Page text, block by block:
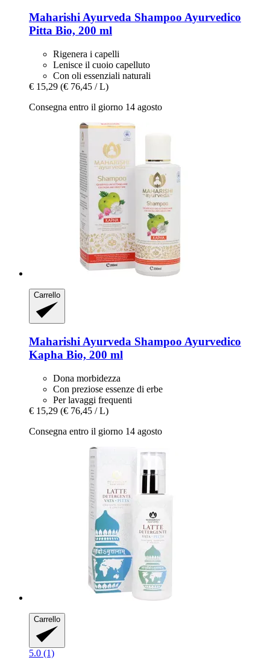
Maharishi Ayurveda Shampoo Ayurvedico
Pitta Bio, 200 ml
Rigenera i capelli
Lenisce il cuoio capelluto
Con oli essenziali naturali
€ 15,29 (€ 76,45 / L)
Consegna entro il giorno 14 agosto
Carrello
Maharishi Ayurveda Shampoo Ayurvedico
Kapha Bio, 200 ml
Dona morbidezza
Con preziose essenze di erbe
Per lavaggi frequenti
€ 15,29 (€ 76,45 / L)
Consegna entro il giorno 14 agosto
Carrello
5.0 (1)